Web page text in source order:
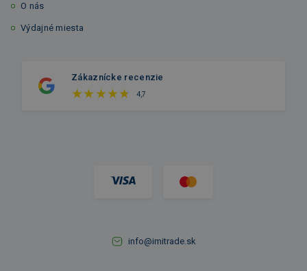
O nás
Výdajné miesta
Zákaznícke recenzie
4,7
info@imitrade.sk